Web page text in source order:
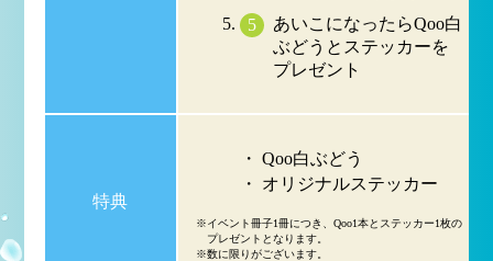
あいこになったらQoo白
ぶどうとステッカーを
プレゼント
特典
Qoo白ぶどう
オリジナルステッカー
※イベント冊子1冊につき、Qoo1本とステッカー1枚の
プレゼントとなります。
※数に限りがございます。